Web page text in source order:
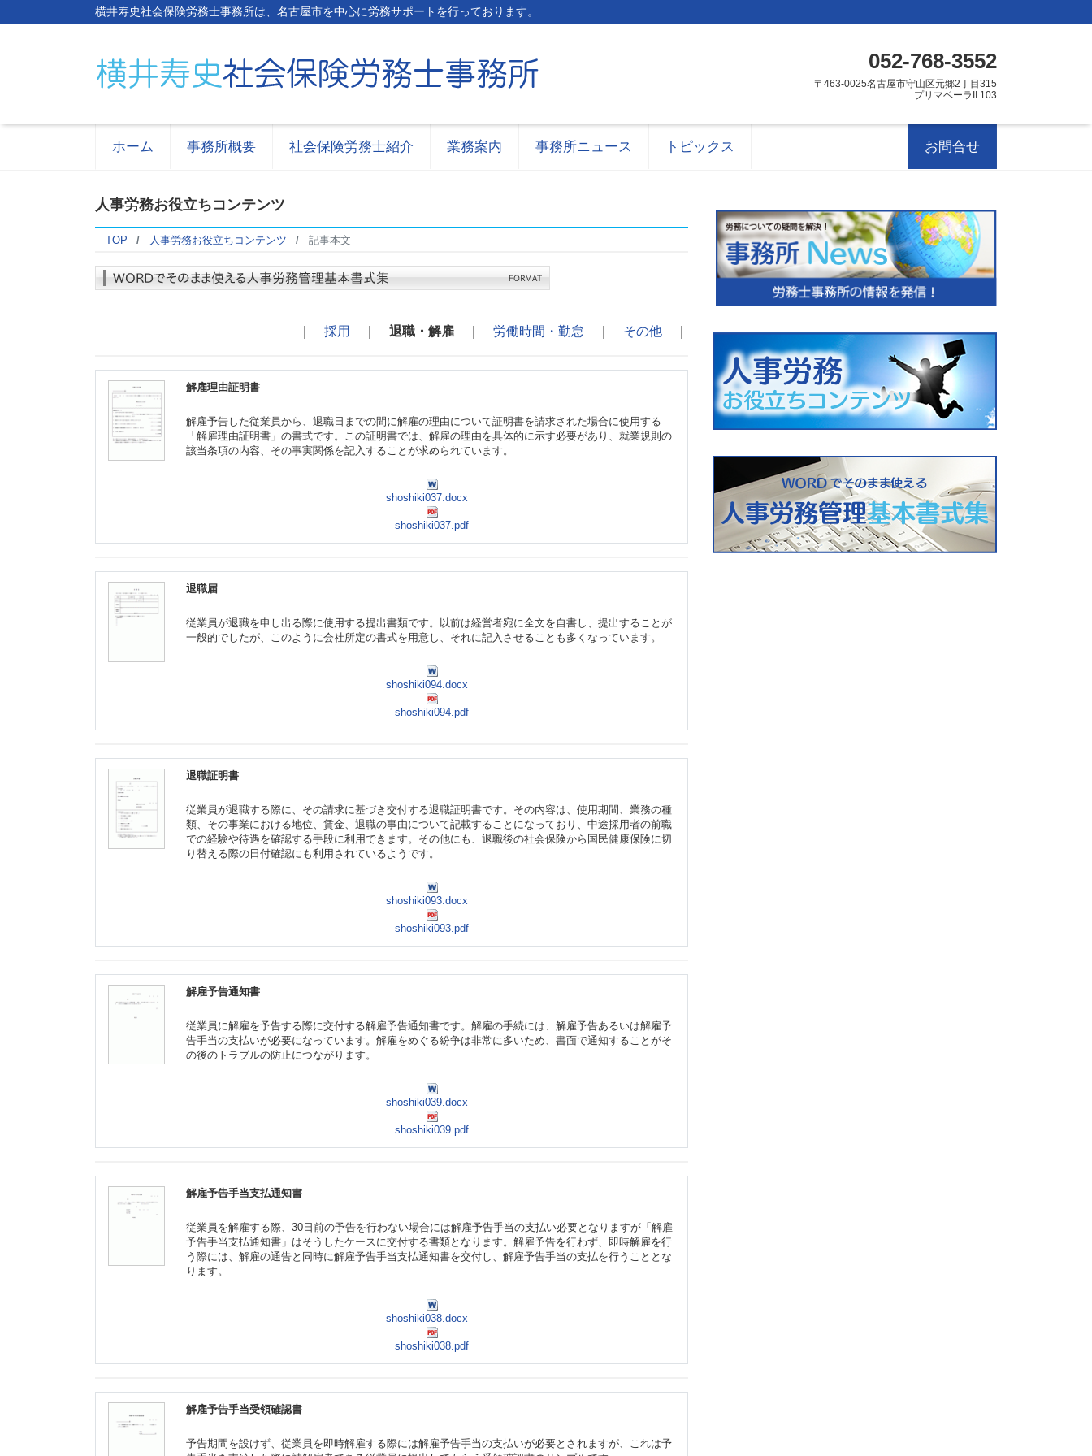
横井寿史社会保険労務士事務所は、名古屋市を中心に労務サポートを行っております。
052-768-3552
〒463-0025名古屋市守山区元郷2丁目315
プリマベーラII 103
ホーム 事務所概要 社会保険労務士紹介 業務案内 事務所ニュース トピックス お問合せ
人事労務お役立ちコンテンツ
TOP 人事労務お役立ちコンテンツ 記事本文
採用 退職・解雇 労働時間・勤怠 その他
解雇理由証明書
解雇予告した従業員から、退職日までの間に解雇の理由について証明書を請求された場合に使用する
「解雇理由証明書」の書式です。この証明書では、解雇の理由を具体的に示す必要があり、就業規則の
該当条項の内容、その事実関係を記入することが求められています。
shoshiki037.docx
shoshiki037.pdf
退職届
従業員が退職を申し出る際に使用する提出書類です。以前は経営者宛に全文を自書し、提出することが
一般的でしたが、このように会社所定の書式を用意し、それに記入させることも多くなっています。
shoshiki094.docx
shoshiki094.pdf
退職証明書
従業員が退職する際に、その請求に基づき交付する退職証明書です。その内容は、使用期間、業務の種
類、その事業における地位、賃金、退職の事由について記載することになっており、中途採用者の前職
での経験や待遇を確認する手段に利用できます。その他にも、退職後の社会保険から国民健康保険に切
り替える際の日付確認にも利用されているようです。
shoshiki093.docx
shoshiki093.pdf
解雇予告通知書
従業員に解雇を予告する際に交付する解雇予告通知書です。解雇の手続には、解雇予告あるいは解雇予
告手当の支払いが必要になっています。解雇をめぐる紛争は非常に多いため、書面で通知することがそ
の後のトラブルの防止につながります。
shoshiki039.docx
shoshiki039.pdf
解雇予告手当支払通知書
従業員を解雇する際、30日前の予告を行わない場合には解雇予告手当の支払い必要となりますが「解雇
予告手当支払通知書」はそうしたケースに交付する書類となります。解雇予告を行わず、即時解雇を行
う際には、解雇の通告と同時に解雇予告手当支払通知書を交付し、解雇予告手当の支払を行うこととな
ります。
shoshiki038.docx
shoshiki038.pdf
解雇予告手当受領確認書
予告期間を設けず、従業員を即時解雇する際には解雇予告手当の支払いが必要とされますが、これは予